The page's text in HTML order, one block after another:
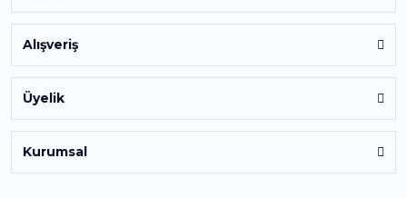
Alışveriş
Üyelik
Kurumsal